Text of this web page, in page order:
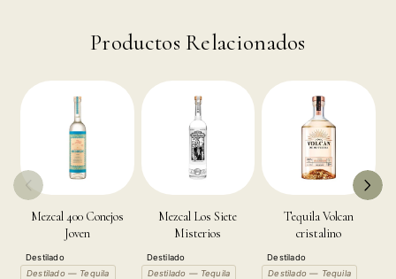
Productos Relacionados
Mezcal 400 Conejos
Joven
Destilado
Destilado — Tequila
Mezcal Los Siete
Misterios
Destilado
Destilado — Tequila
Tequila Volcan
cristalino
Destilado
Destilado — Tequila